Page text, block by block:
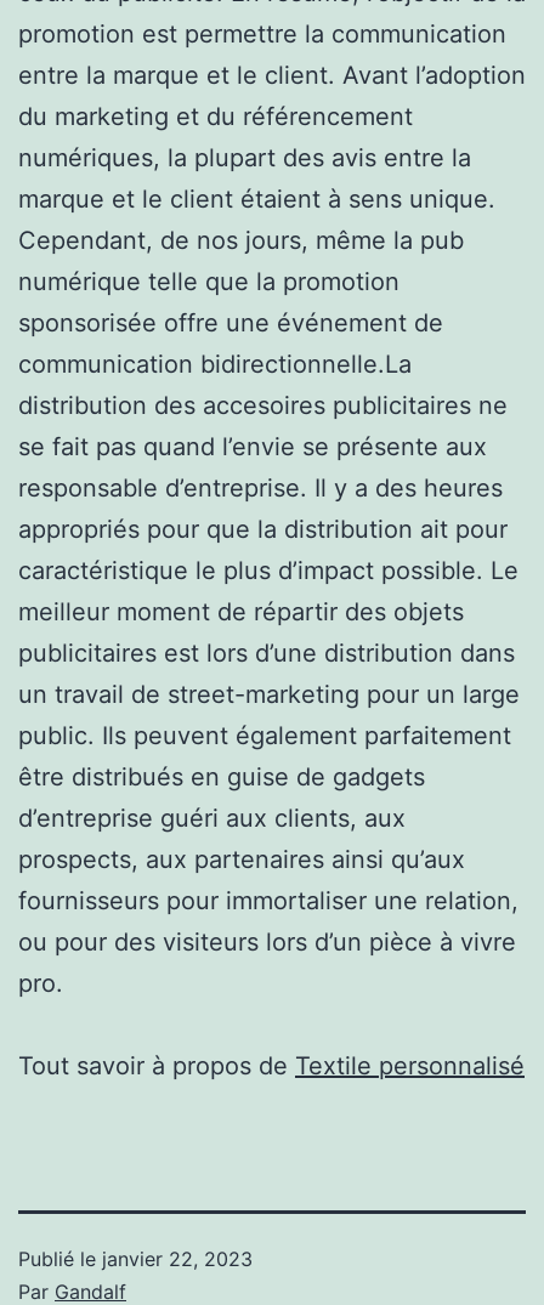
promotion est permettre la communication
entre la marque et le client. Avant l’adoption
du marketing et du référencement
numériques, la plupart des avis entre la
marque et le client étaient à sens unique.
Cependant, de nos jours, même la pub
numérique telle que la promotion
sponsorisée offre une événement de
communication bidirectionnelle.La
distribution des accesoires publicitaires ne
se fait pas quand l’envie se présente aux
responsable d’entreprise. Il y a des heures
appropriés pour que la distribution ait pour
caractéristique le plus d’impact possible. Le
meilleur moment de répartir des objets
publicitaires est lors d’une distribution dans
un travail de street-marketing pour un large
public. Ils peuvent également parfaitement
être distribués en guise de gadgets
d’entreprise guéri aux clients, aux
prospects, aux partenaires ainsi qu’aux
fournisseurs pour immortaliser une relation,
ou pour des visiteurs lors d’un pièce à vivre
pro.
Tout savoir à propos de Textile personnalisé
Publié le janvier 22, 2023
Par Gandalf